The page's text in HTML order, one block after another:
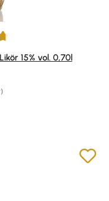
von 5 Sternen
15% vol. 0,70l